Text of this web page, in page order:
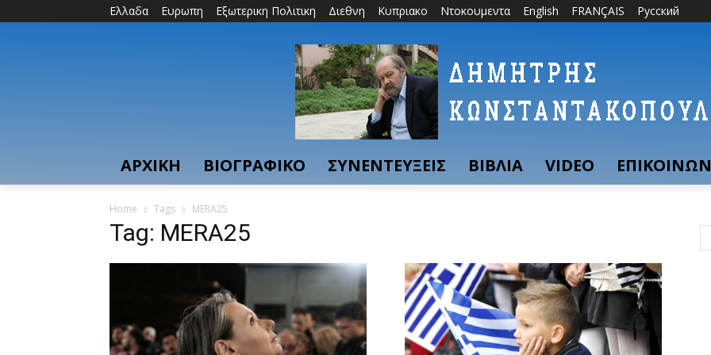
Ελλαδα Ευρωπη Εξωτερικη Πολιτικη Διεθνη Κυπριακο Ντοκουμεντα English FRANÇAIS Русский
ΑΡΧΙΚΗ ΒΙΟΓΡΑΦΙΚΟ ΣΥΝΕΝΤΕΥΞΕΙΣ ΒΙΒΛΙΑ VIDEO
Home Tags MERA25
Tag: MERA25